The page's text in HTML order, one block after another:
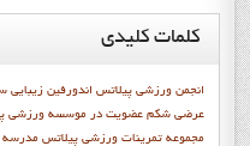
کلماتکلیدی
انجمن ورزشي پيلاتس اندورفین زیبایی
عرضی شکم عضويت در موسسه ورزشي
مجموعه تمرينات ورزشي پيلاتس مدرسه